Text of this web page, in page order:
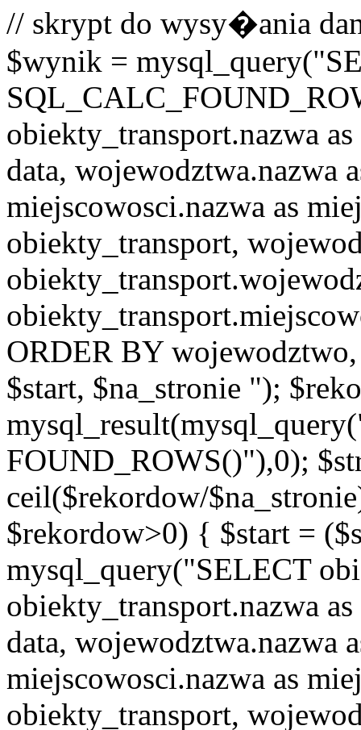
// skrypt do wysy�ania
$wynik =
obiekty_transport.nazwa
data, wojewodztwa.nazwa
miejscowosci.nazwa as
obiekty_transport,
ORDER BY
$start, $na_stronie ");
FOUND_ROWS()"),0);
ceil($rekordow/
$rekordow>0) { $start =
mysql_query("SELECT
obiekty_transport.nazwa
data, wojewodztwa.nazwa
miejscowosci.nazwa as
obiekty_transport,